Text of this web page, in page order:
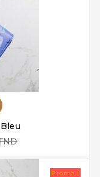
Promo !